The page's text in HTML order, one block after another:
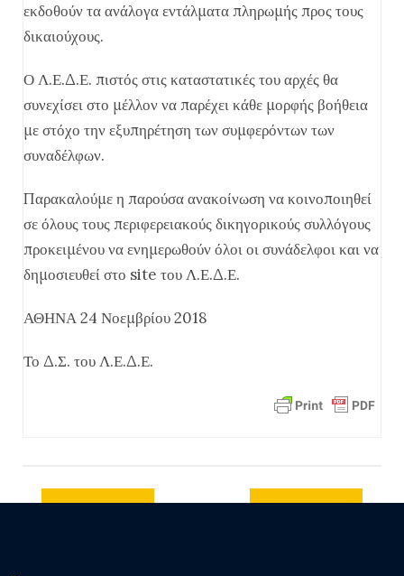
εκδοθούν τα ανάλογα εντάλματα πληρωμής προς τους
δικαιούχους.
Ο Λ.Ε.Δ.Ε. πιστός στις καταστατικές του αρχές θα
συνεχίσει στο μέλλον να παρέχει κάθε μορφής βοήθεια
με στόχο την εξυπηρέτηση των συμφερόντων των
συναδέλφων.
Παρακαλούμε η παρούσα ανακοίνωση να κοινοποιηθεί
σε όλους τους περιφερειακούς δικηγορικούς συλλόγους
προκειμένου να ενημερωθούν όλοι οι συνάδελφοι και να
δημοσιευθεί στο site του Λ.Ε.Δ.Ε.
ΑΘΗΝΑ 24 Νοεμβρίου 2018
Το Δ.Σ. του Λ.Ε.Δ.Ε.